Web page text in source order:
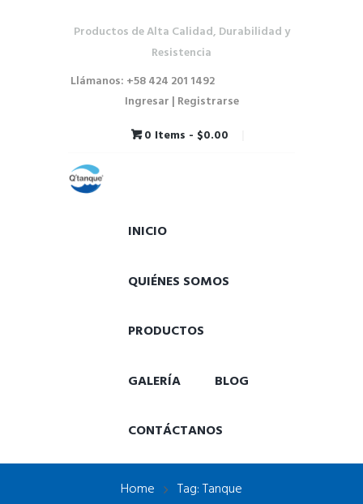
Productos de Alta Calidad, Durabilidad y
Resistencia
Llámanos: +58 424 201 1492
Ingresar | Registrarse
0 Items - $0.00
INICIO
QUIÉNES SOMOS
PRODUCTOS
GALERÍA BLOG
CONTÁCTANOS
Home Tag: Tanque